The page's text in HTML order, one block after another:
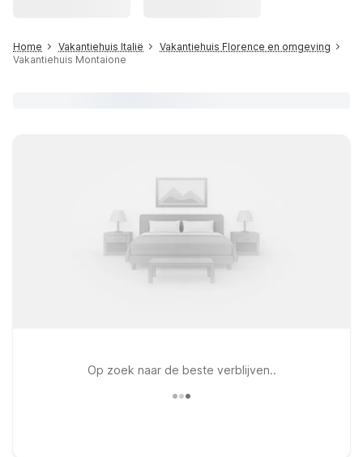
Home Vakantiehuis Italië
Vakantiehuis Florence en omgeving
Vakantiehuis Montaione
Op zoek naar de beste verblijven..